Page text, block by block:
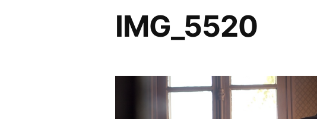
IMG_5520